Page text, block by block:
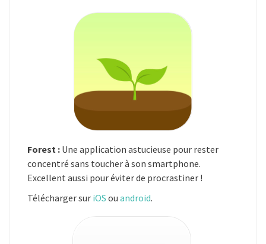
Forest : Une application astucieuse pour rester
concentré sans toucher à son smartphone.
Excellent aussi pour éviter de procrastiner !
Télécharger sur iOS ou android.